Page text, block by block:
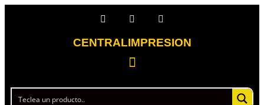
CENTRALIMPRESION